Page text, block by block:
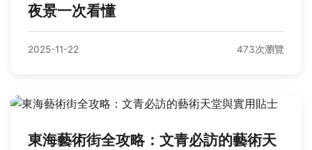
夜景一次看懂
2025-11-22 473次瀏覽
東海藝術街全攻略：文青必訪的藝術天